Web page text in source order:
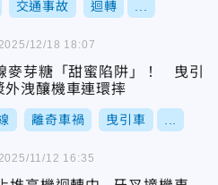
交通事故 迴轉
麥芽糖「甜蜜陷阱」！ 曳引
外洩釀機車連環摔
離奇車禍 曳引車
2025/12/18 18:07
2025/11/12 16:35